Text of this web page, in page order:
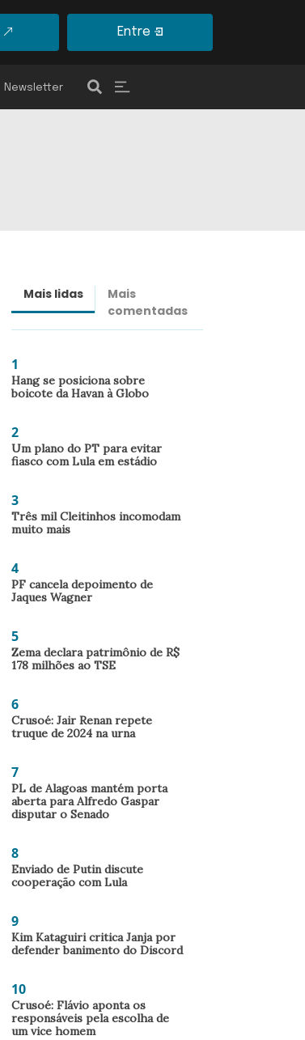
Entre
Newsletter
Mais lidas
Mais
comentadas
1
Hang se posiciona sobre
boicote da Havan à Globo
2
Um plano do PT para evitar
fiasco com Lula em estádio
3
Três mil Cleitinhos incomodam
muito mais
4
PF cancela depoimento de
Jaques Wagner
5
Zema declara patrimônio de R$
178 milhões ao TSE
6
Crusoé: Jair Renan repete
truque de 2024 na urna
7
PL de Alagoas mantém porta
aberta para Alfredo Gaspar
disputar o Senado
8
Enviado de Putin discute
cooperação com Lula
9
Kim Kataguiri critica Janja por
defender banimento do Discord
10
Crusoé: Flávio aponta os
responsáveis pela escolha de
um vice homem